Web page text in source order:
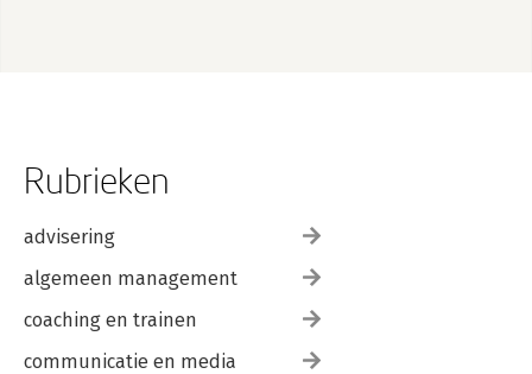
Rubrieken
advisering
algemeen management
coaching en trainen
communicatie en media